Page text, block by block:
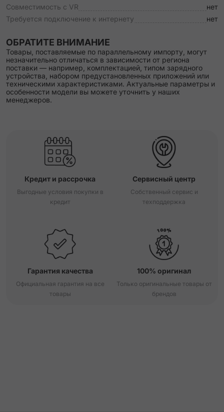
Совместимость с VR
нет
Требуется подключение к интернету
нет
ОБРАТИТЕ ВНИМАНИЕ
Товары, поставляемые по параллельному импорту, могут
незначительно отличаться в зависимости от региона
поставки — например, комплектацией, типом зарядного
устройства, набором предустановленных приложений или
техническими характеристиками. Актуальные параметры и
особенности модели вы можете уточнить у наших
менеджеров.
Кредит и рассрочка
Выгодные условия покупки в
кредит
Сервисный центр
Собственный сервис и
техподдержка
Гарантия качества
Официальная гарантия на все
товары
100% оригинал
Только оригинальные товары от
брендов